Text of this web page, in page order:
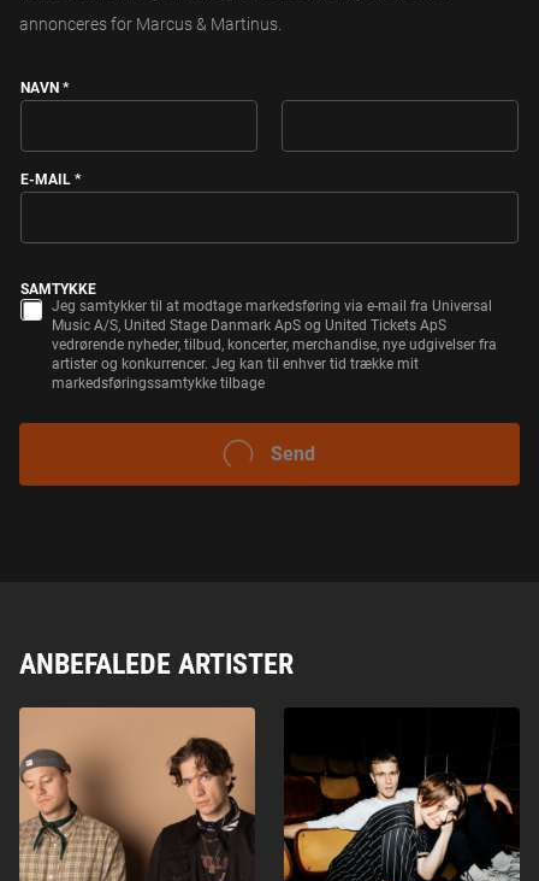
annonceres for Marcus & Martinus.
NAVN *
FIRST
LAST
E-MAIL *
-
M
A
M
K
SAMTYKKE
Jeg samtykker til at modtage markedsføring via e-mail fra Universal
Music A/S, United Stage Danmark ApS og United Tickets ApS
vedrørende nyheder, tilbud, koncerter, merchandise, nye udgivelser fra
artister og konkurrencer. Jeg kan til enhver tid trække mit
markedsføringssamtykke tilbage
SEND
ANBEFALEDE ARTISTER